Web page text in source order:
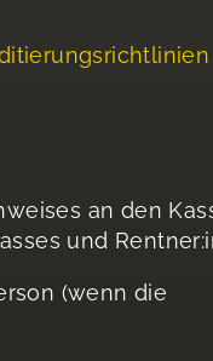
an den
und
(wenn die